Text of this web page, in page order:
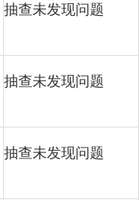
抽查未发现问题
抽查未发现问题
抽查未发现问题